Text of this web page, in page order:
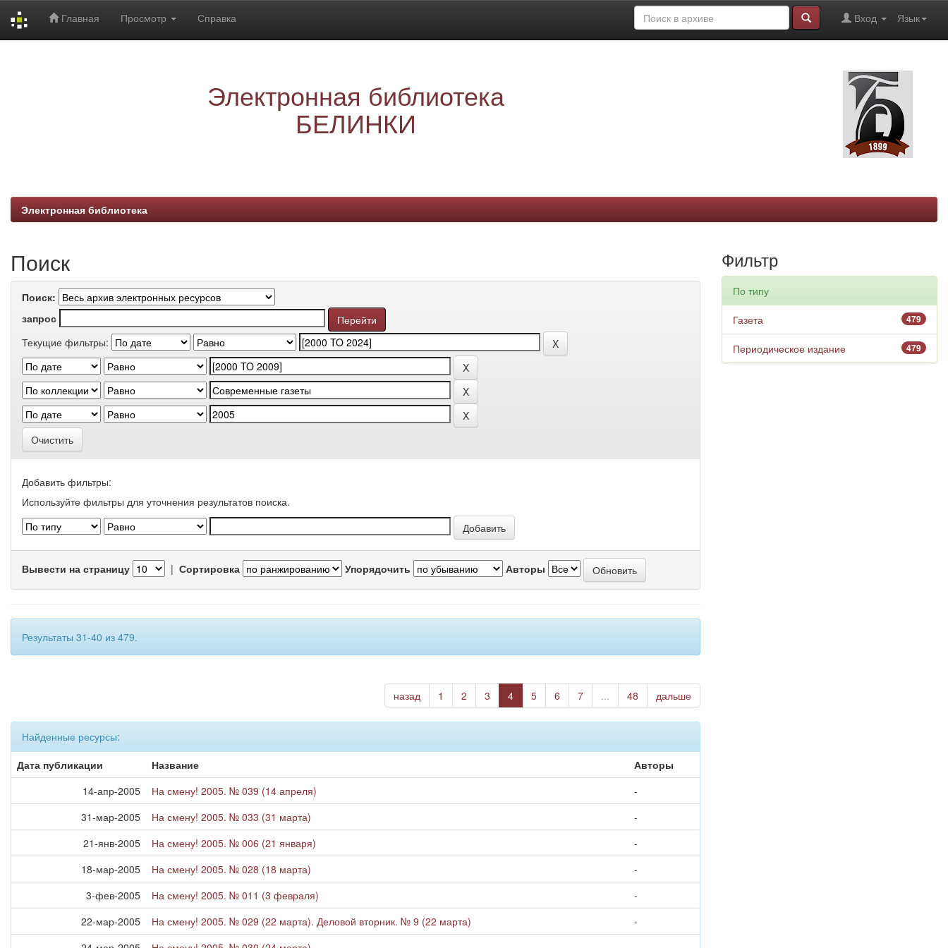
Главная Просмотр Справка Язык
Вход
Электронная библиотека
БЕЛИНКИ
Электронная библиотека
Поиск
Поиск:
запрос
Текущие фильтры:
Очистить
Добавить фильтры:
Используйте фильтры для уточнения результатов поиска.
Вывести на страницу | Сортировка Упорядочить Авторы
Результаты 31-40 из 479.
назад 1 2 3 4 5 6 7 ... 48 дальше
Найденные ресурсы:
Дата публикации
Название
Авторы
14-апр-2005
На смену! 2005. № 039 (14 апреля)
-
31-мар-2005
На смену! 2005. № 033 (31 марта)
-
21-янв-2005
На смену! 2005. № 006 (21 января)
-
18-мар-2005
На смену! 2005. № 028 (18 марта)
-
3-фев-2005
На смену! 2005. № 011 (3 февраля)
-
22-мар-2005
На смену! 2005. № 029 (22 марта). Деловой вторник. № 9 (22 марта)
-
Фильтр
По типу
479
Газета
479
Периодическое издание